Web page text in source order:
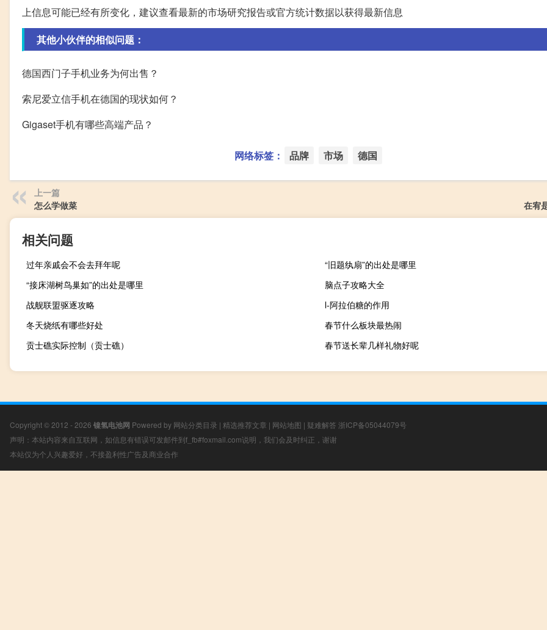
上信息可能已经有所变化，建议查看最新的市场研究报告或官方统计数据以获得最新信息
其他小伙伴的相似问题：
德国西门子手机业务为何出售？
索尼爱立信手机在德国的现状如何？
Gigaset手机有哪些高端产品？
网络标签： 品牌 市场 德国
上一篇
怎么学做菜
在宥
相关问题
过年亲戚会不会去拜年呢
“旧题纨扇”的出处是哪里
“接床湖树鸟巢如”的出处是哪里
脑点子攻略大全
战舰联盟驱逐攻略
l-阿拉伯糖的作用
冬天烧纸有哪些好处
春节什么板块最热闹
贡士礁实际控制（贡士礁）
春节送长辈几样礼物好呢
Copyright © 2012 - 2026 镍氢电池网 Powered by 网站分类目录 | 精选推荐文章 | 网站地图 | 疑难解答 浙ICP备05044079号
声明：本站内容来自互联网，如信息有错误可发邮件到f_fb#foxmail.com说明，我们会及时纠正，谢谢
本站仅为个人兴趣爱好，不接盈利性广告及商业合作